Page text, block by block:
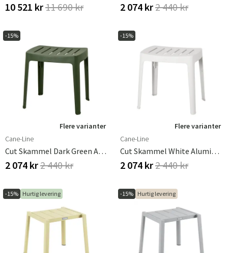
10 521 kr11 690 kr 2 074 kr2 440 kr
-15%
Flere varianter
Cane-Line
Cut Skammel Dark Green Aluminium
2 074 kr2 440 kr
-15%
Flere varianter
Cane-Line
Cut Skammel White Aluminium
2 074 kr2 440 kr
-15% Hurtig levering -15% Hurtig levering